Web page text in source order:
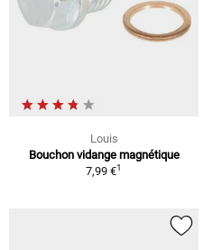
Louis
Bouchon vidange magnétique
7,99 €1